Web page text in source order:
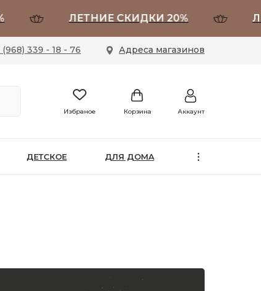
ЛЕТНИЕ СКИДКИ 20%
Адреса магазинов
(968) 339 - 18 - 76
ДЕТСКОЕ ДЛЯ ДОМА
Аккаунт
Корзина
Избраное